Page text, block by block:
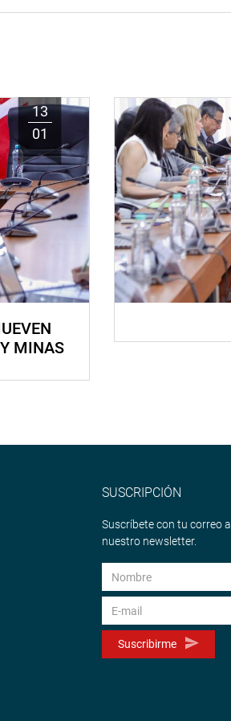
13
01
MINAS
SUSCRIPCIÓN
Suscríbete con tu correo a
nuestro newsletter.
Suscribirme